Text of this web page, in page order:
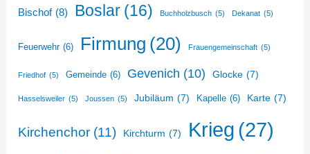
Bischof (8) Boslar (16) Buchholzbusch (5) Dekanat (5)
Feuerwehr (6) Firmung (20) Frauengemeinschaft (5)
Friedhof (5) Gemeinde (6) Gevenich (10) Glocke (7)
Hasselsweiler (5) Joussen (5) Jubiläum (7) Kapelle (6) Karte (7)
Kirchenchor (11) Kirchturm (7) Krieg (27)